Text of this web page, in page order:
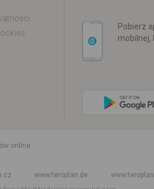
Pobierz
mobilnej,
online
www.teroplan.de